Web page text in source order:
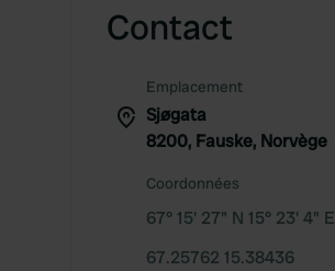
Contact
Emplacement
Sjøgata
8200, Fauske, Norvège
Coordonnées
67° 15' 27" N 15° 23' 4" E
67.25762 15.38436